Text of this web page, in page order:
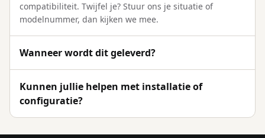
compatibiliteit. Twijfel je? Stuur ons je situatie of
modelnummer, dan kijken we mee.
Wanneer wordt dit geleverd?
Kunnen jullie helpen met installatie of
configuratie?